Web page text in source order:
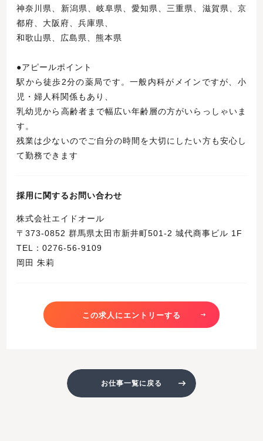
神奈川県、新潟県、岐阜県、愛知県、三重県、滋賀県、京
都府、大阪府、兵庫県、
和歌山県、広島県、熊本県
●アピールポイント
駅から徒歩2分の薬局です。一般内科がメインですが、小
児・婦人科関係もあり、
乳幼児から高齢者まで幅広い年齢層の方がいらっしゃいま
す。
残業は少ないのでご自分の時間を大切にしたい方も安心し
て勤務できます
採用に関するお問い合わせ
株式会社エイドオール
〒373-0852 群馬県太田市新井町501-2 城代商事ビル 1F
TEL：0276-56-9109
岡田 朱莉
この求人にエントリーする
お仕事一覧に戻る